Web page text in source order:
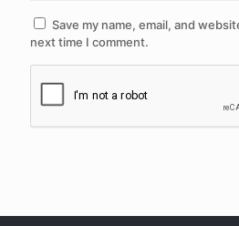
Save my name, email, and
next time I comment.